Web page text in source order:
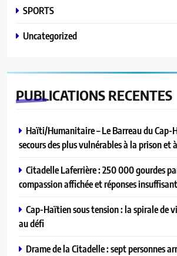
SPORTS
Uncategorized
PUBLICATIONS RECENTES
Haïti/Humanitaire – Le Barreau du Cap-
secours des plus vulnérables à la prison et
Citadelle Laferrière : 250 000 gourdes
compassion affichée et réponses
Cap-Haïtien sous tension : la spirale de
au défi
Drame de la Citadelle : sept personnes